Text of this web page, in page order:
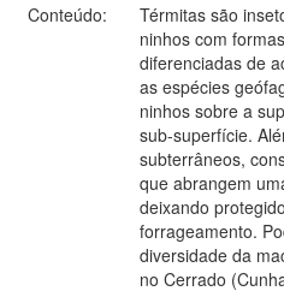
Conteúdo:
Térmitas são
ninhos com
diferenciadas de
as espécies
ninhos sobre a
sub-superfície.
subterrâneos,
que abrangem
deixando
forrageamento.
diversidade da
no Cerrado